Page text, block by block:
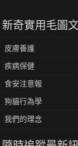
新奇實用毛圖文
皮膚養護
疾病保健
食安注意報
狗貓行為學
我們的理念